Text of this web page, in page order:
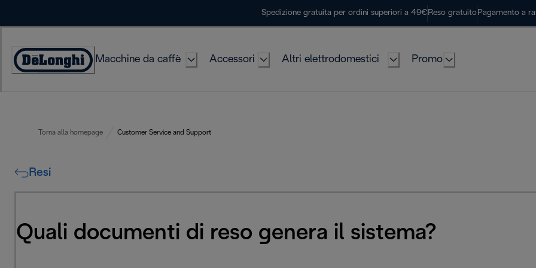
Spedizione gratuita per ordini superiori a 49€ Reso gratuito Pagamento a
Accessibility
Macchine da caffè Accessori Altri elettrodomestici Promo
Torna alla homepage Customer Service and Support
Resi
Quali documenti di reso genera il sistema?